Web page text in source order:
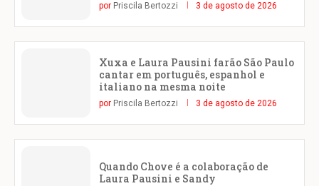
por Priscila Bertozzi 3 de agosto de 2026
Xuxa e Laura Pausini farão São Paulo
cantar em português, espanhol e
italiano na mesma noite
por Priscila Bertozzi 3 de agosto de 2026
Quando Chove é a colaboração de
Laura Pausini e Sandy